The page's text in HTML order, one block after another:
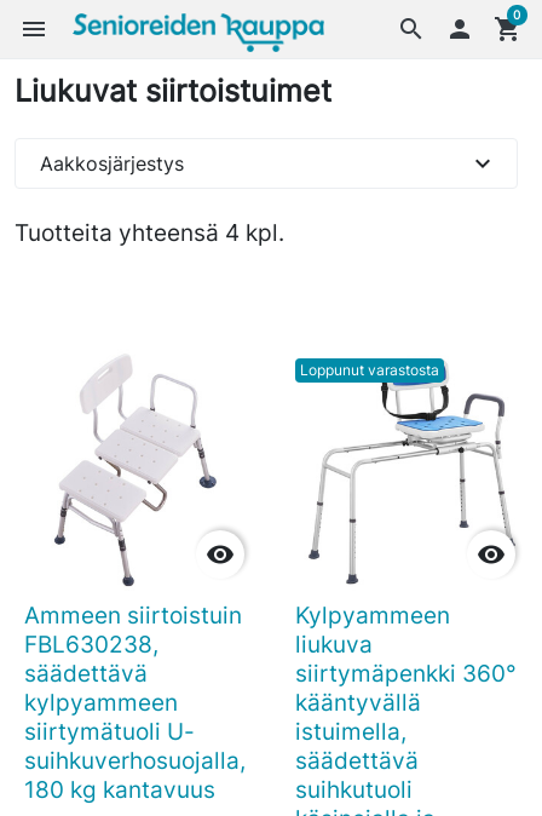
search
menu  shopping_cart
0
Liukuvat siirtoistuimet
Tuotteita yhteensä 4 kpl.
Aakkosjärjestys expand_more

Ammeen siirtoistuin
FBL630238,
säädettävä
kylpyammeen
siirtymätuoli U-
suihkuverhosuojalla,
180 kg kantavuus
Loppunut varastosta

Kylpyammeen
liukuva
siirtymäpenkki 360°
kääntyvällä
istuimella,
säädettävä
suihkutuoli